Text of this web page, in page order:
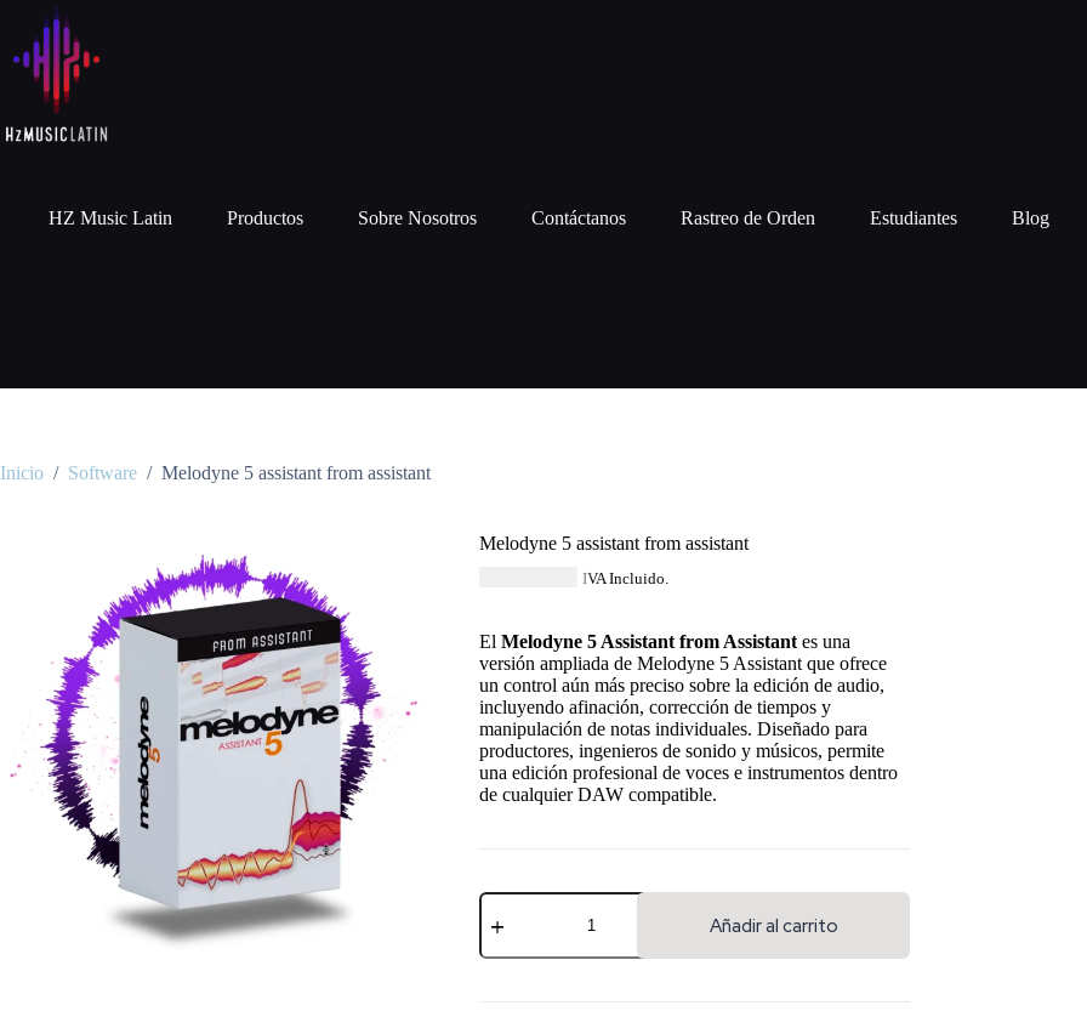
HZ Music Latin Productos Sobre Nosotros Contáctanos Rastreo de Orden Estudiantes Blog
Inicio / Software / Melodyne 5 assistant from assistant
Melodyne 5 assistant from assistant
IVA Incluido.
El Melodyne 5 Assistant from Assistant es una
versión ampliada de Melodyne 5 Assistant que ofrece
un control aún más preciso sobre la edición de audio,
incluyendo afinación, corrección de tiempos y
manipulación de notas individuales. Diseñado para
productores, ingenieros de sonido y músicos, permite
una edición profesional de voces e instrumentos dentro
de cualquier DAW compatible.
Añadir al carrito